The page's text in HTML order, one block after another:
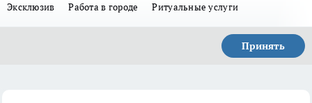
Эксклюзив Работа в городе Ритуальные услуги
Принять